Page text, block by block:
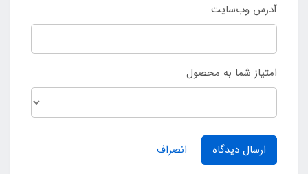
آدرس وب‌سایت
امتیاز شما به محصول
ارسال دیدگاه انصراف